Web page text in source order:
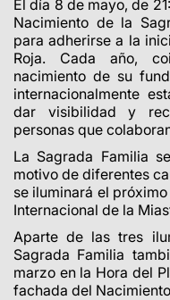
El día 8 de mayo, de
Nacimiento de la
para adherirse a la
Roja. Cada año,
nacimiento de su
internacionalmente
dar visibilidad y
personas que
La Sagrada Familia
motivo de diferentes
se iluminará el
Internacional de la
Aparte de las tres
Sagrada Familia
marzo en la Hora del
fachada del